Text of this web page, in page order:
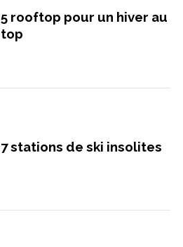
5 rooftop pour un hiver au
top
7 stations de ski insolites